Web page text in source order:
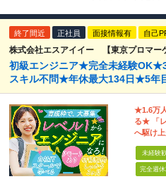
終了間近 正社員 面接情報有 自己
株式会社エスアイイー 【東京プロマー
初級エンジニア★完全未経験
スキル不問★年休最大134日★5年
★1.6万
る★ 「
へ駆け上
未経験
完全週休